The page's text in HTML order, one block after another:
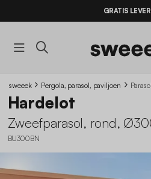
GRATIS
sweeek Pergola, parasol, paviljoen Parasol
Hardelot
Zweefparasol, rond,
BU300BN